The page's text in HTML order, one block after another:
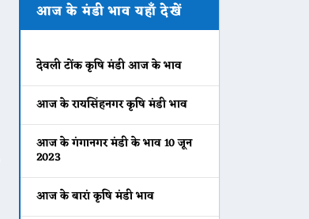
आज के मंडी भाव यहाँ देखें
देवली टोंक कृषि मंडी आज के भाव
आज के रायसिंहनगर कृषि मंडी भाव
आज के गंगानगर मंडी के भाव 10 जून
2023
आज के बारां कृषि मंडी भाव